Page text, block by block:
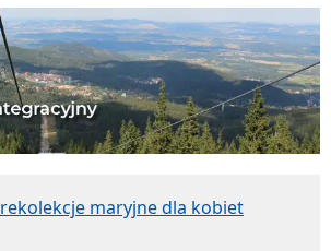
rekolekcje maryjne dla kobiet